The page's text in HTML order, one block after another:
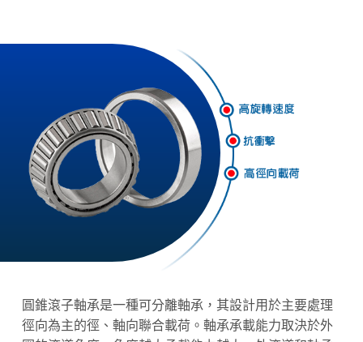
圓錐滾子軸承是一種可分離軸承，其設計用於主要處理
徑向為主的徑、軸向聯合載荷。 軸承承載能力取決於外